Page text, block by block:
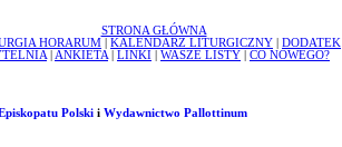
STRONA GŁÓWNA
HORARUM KALENDARZ LITURGICZNY DODATEK
ANKIETA LINKI WASZE LISTY CO NOWEGO?
Polskii Wydawnictwo Pallottinum